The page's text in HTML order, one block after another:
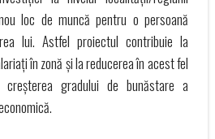
loc de muncă pentru o persoană
lui. Astfel proiectul contribuie la
în zonă și la reducerea în acest fel
gradului de bunăstare a